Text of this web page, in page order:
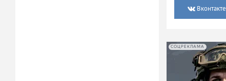
Вконтакте
СОЦРЕКЛАМА